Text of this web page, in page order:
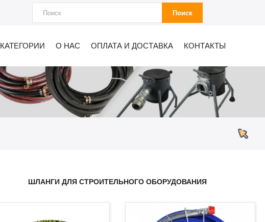
Поиск
КАТЕГОРИИ О НАС ОПЛАТА И ДОСТАВКА КОНТАКТЫ
ШЛАНГИ ДЛЯ СТРОИТЕЛЬНОГО ОБОРУДОВАНИЯ